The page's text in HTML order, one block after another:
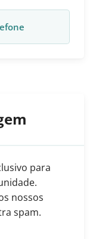
para
nossos
spam.